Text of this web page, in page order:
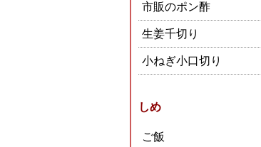
市販のポン酢
生姜千切り
小ねぎ小口切り
しめ
ご飯